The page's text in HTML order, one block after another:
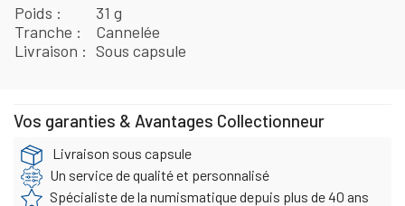
Poids
31 g
Tranche
Cannelée
Livraison
Sous capsule
Vos garanties & Avantages Collectionneur
Livraison sous capsule
Un service de qualité et personnalisé
Spécialiste de la numismatique depuis plus de 40 ans